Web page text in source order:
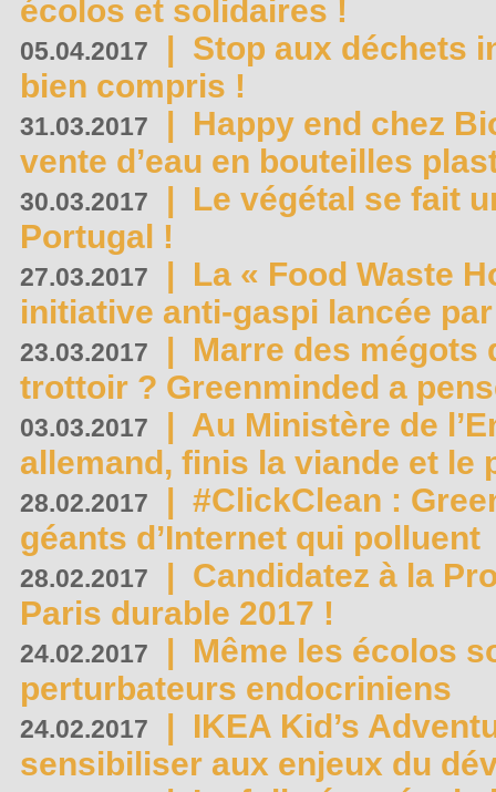
écolos et solidaires !
05.04.2017 | Stop aux déchets
bien compris !
31.03.2017 | Happy end chez
vente d’eau en bouteilles
30.03.2017 | Le végétal se fait
Portugal !
27.03.2017 | La « Food Waste
initiative anti-gaspi lancée
23.03.2017 | Marre des mégots
trottoir ? Greenminded a
03.03.2017 | Au Ministère de
allemand, finis la viande et le
28.02.2017 | #ClickClean :
géants d’Internet qui polluent
28.02.2017 | Candidatez à la
Paris durable 2017 !
24.02.2017 | Même les écolos
perturbateurs endocriniens
24.02.2017 | IKEA Kid’s
sensibiliser aux enjeux du